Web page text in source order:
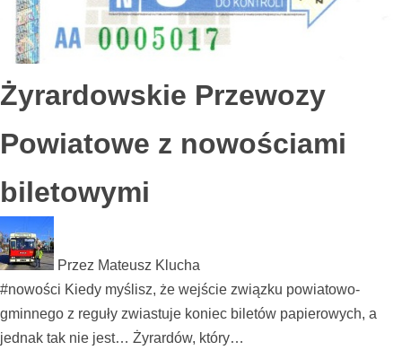
Żyrardowskie Przewozy
Powiatowe z nowościami
biletowymi
Przez Mateusz Klucha
#nowości Kiedy myślisz, że wejście związku powiatowo-
gminnego z reguły zwiastuje koniec biletów papierowych, a
jednak tak nie jest… Żyrardów, który…